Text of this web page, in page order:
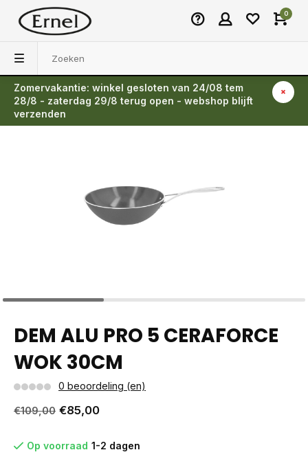
0
Zomervakantie: winkel gesloten van 24/08 tem
28/8 - zaterdag 29/8 terug open - webshop blijft
verzenden
Terug
DEM ALU PRO 5 CERAFORCE
WOK 30CM
0 beoordeling (en)
€109,00 €85,00
Op voorraad 1-2 dagen